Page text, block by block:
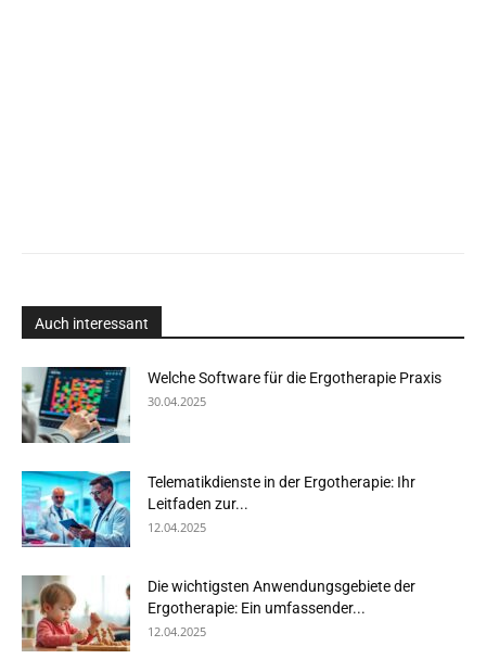
Auch interessant
Welche Software für die Ergotherapie Praxis
30.04.2025
Telematikdienste in der Ergotherapie: Ihr
Leitfaden zur...
12.04.2025
Die wichtigsten Anwendungsgebiete der
Ergotherapie: Ein umfassender...
12.04.2025